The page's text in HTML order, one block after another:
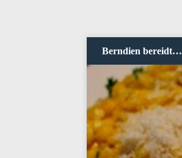
Berndien bereidt…